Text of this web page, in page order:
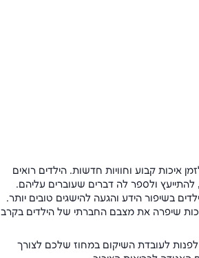
איכות קבוע וחוויות חדשות. הילדים רואים
ולספר לה דברים שעוברים עליהם.
בשיפור הידע והגעה להישגים טובים יותר.
שיפרה את מצבם החברתי של הילדים בקרב
לפנות לעובדת השיקום במחוז שלכם לצורך